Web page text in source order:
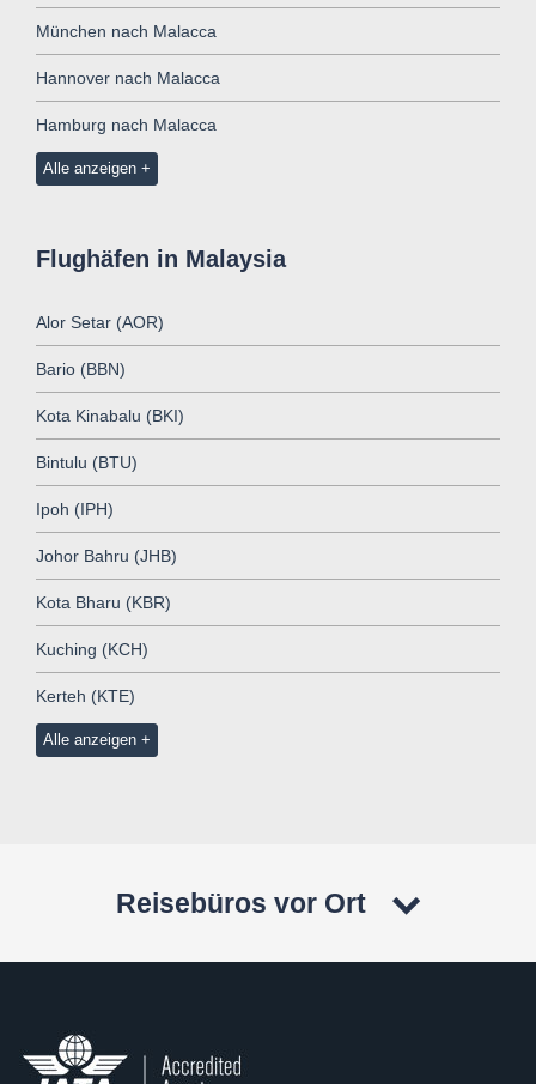
München nach Malacca
Hannover nach Malacca
Hamburg nach Malacca
Alle anzeigen
Flughäfen in Malaysia
Alor Setar (AOR)
Bario (BBN)
Kota Kinabalu (BKI)
Bintulu (BTU)
Ipoh (IPH)
Johor Bahru (JHB)
Kota Bharu (KBR)
Kuching (KCH)
Kerteh (KTE)
Alle anzeigen
Reisebüros vor Ort